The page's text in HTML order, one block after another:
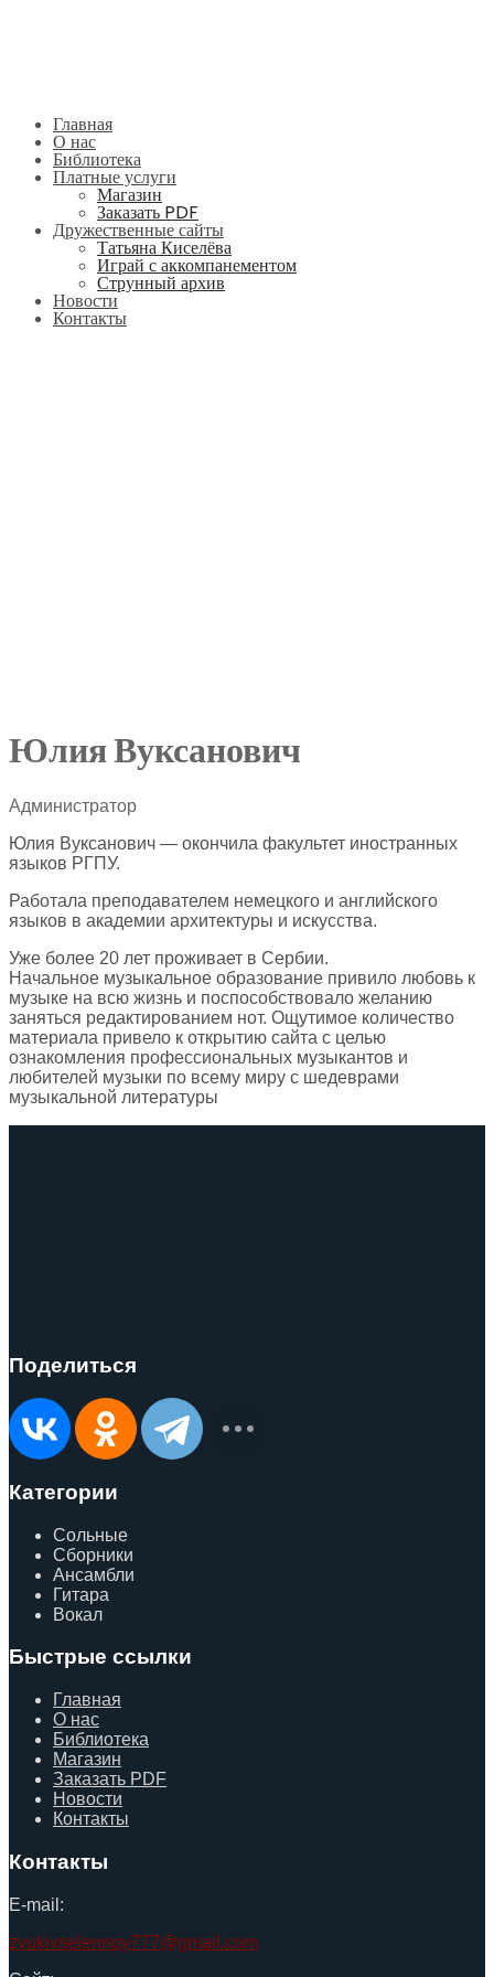
Главная
О нас
Библиотека
Платные услуги
Магазин
Заказать PDF
Дружественные сайты
Татьяна Киселёва
Играй с аккомпанементом
Струнный архив
Новости
Контакты
Юлия Вуксанович
Администратор
Юлия Вуксанович — окончила факультет иностранных
языков РГПУ.
Работала преподавателем немецкого и английского
языков в академии архитектуры и искусства.
Уже более 20 лет проживает в Сербии.
Начальное музыкальное образование привило любовь к
музыке на всю жизнь и поспособствовало желанию
заняться редактированием нот. Ощутимое количество
материала привело к открытию сайта с целью
ознакомления профессиональных музыкантов и
любителей музыки по всему миру с шедеврами
музыкальной литературы
Поделиться
Категории
Сольные
Сборники
Ансамбли
Гитара
Вокал
Быстрые ссылки
Главная
О нас
Библиотека
Магазин
Заказать PDF
Новости
Контакты
Контакты
E-mail:
zvukivselennoy777@gmail.com